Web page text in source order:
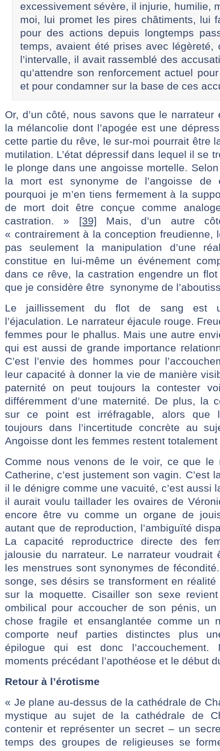
excessivement sévère, il injurie, humilie,
moi, lui promet les pires châtiments, lui
pour des actions depuis longtemps
temps, avaient été prises avec légèreté,
l’intervalle, il avait rassemblé des
qu’attendre son renforcement actuel
et pour condamner sur la base de ces
Or, d’un côté, nous savons que le
la mélancolie dont l’apogée est une
cette partie du rêve, le sur-moi pourrait être
mutilation. L’état dépressif dans lequel il se
le plonge dans une angoisse mortelle.
la mort est synonyme de l’angoisse de
pourquoi je m’en tiens fermement à la
de mort doit être conçue comme
castration. » [39] Mais, d’un autre
« contrairement à la conception freudienne,
pas seulement la manipulation d’une
constitue en lui-même un événement
dans ce rêve, la castration engendre un
que je considère être synonyme de
Le jaillissement du flot de sang est
l’éjaculation. Le narrateur éjacule rouge.
femmes pour le phallus. Mais une autre
qui est aussi de grande importance
C’est l’envie des hommes pour
leur capacité à donner la vie de manière
paternité on peut toujours la contester
différemment d’une maternité. De plus, la
sur ce point est irréfragable, alors que
toujours dans l’incertitude concrète au
Angoisse dont les femmes restent
Comme nous venons de le voir, ce que le
Catherine, c’est justement son vagin. C’est
il le dénigre comme une vacuité, c’est aussi
il aurait voulu taillader les ovaires de
encore être vu comme un organe de
autant que de reproduction, l’ambiguïté
La capacité reproductrice directe des
jalousie du narrateur. Le narrateur voudrait
les menstrues sont synonymes de
songe, ses désirs se transforment en
sur la moquette. Cisailler son sexe
ombilical pour accoucher de son pénis,
chose fragile et ensanglantée comme un
comporte neuf parties distinctes plus
épilogue qui est donc l’accouchement.
moments précédant l’apothéose et le début
Retour à l’érotisme
« Je plane au-dessus de la cathédrale de
mystique au sujet de la cathédrale de
contenir et représenter un secret – un
temps des groupes de religieuses se